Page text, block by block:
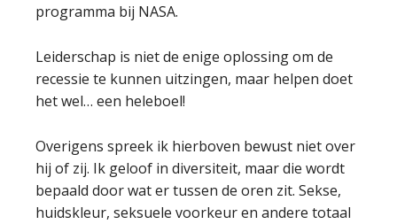
programma bij NASA.
Leiderschap is niet de enige oplossing om de
recessie te kunnen uitzingen, maar helpen doet
het wel… een heleboel!
Overigens spreek ik hierboven bewust niet over
hij of zij. Ik geloof in diversiteit, maar die wordt
bepaald door wat er tussen de oren zit. Sekse,
huidskleur, seksuele voorkeur en andere totaal